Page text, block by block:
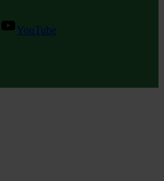
YouTube